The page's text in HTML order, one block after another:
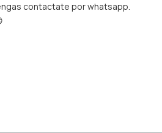
contactate por whatsapp.